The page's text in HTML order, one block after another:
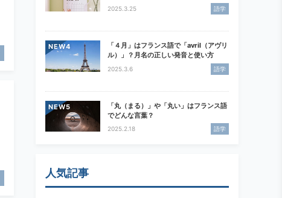
2025.3.25 語学
NEW
「４月」はフランス語で「avril（アヴリ
ル）」？月名の正しい発音と使い方
2025.3.6 語学
NEW
「丸（まる）」や「丸い」はフランス語
でどんな言葉？
2025.2.18 語学
人気記事